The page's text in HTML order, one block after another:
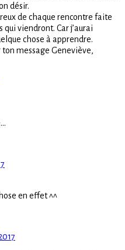
désir.
de chaque rencontre faite
qui viendront. Car j’aurai
chose à apprendre.
ton message Geneviève,
en effet ^^